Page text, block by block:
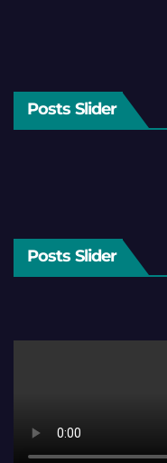
Posts Slider
Posts Slider